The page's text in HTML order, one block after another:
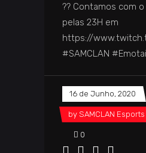
?? Contamos com
pelas 23H em
https://
#SAMCLAN
16 de Junho, 2020
by SAMCLAN Esports
0